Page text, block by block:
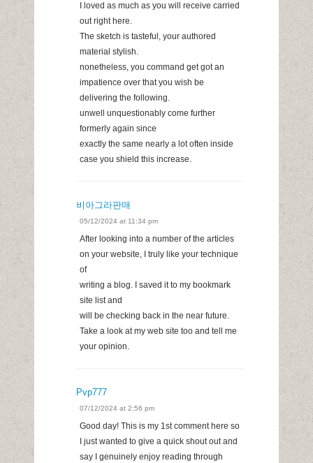
I loved as much as you will receive carried
out right here.
The sketch is tasteful, your authored
material stylish.
nonetheless, you command get got an
impatience over that you wish be
delivering the following.
unwell unquestionably come further
formerly again since
exactly the same nearly a lot often inside
case you shield this increase.
비아그라판매
05/12/2024 at 11:34 pm
After looking into a number of the articles
on your website, I truly like your technique
of
writing a blog. I saved it to my bookmark
site list and
will be checking back in the near future.
Take a look at my web site too and tell me
your opinion.
Pvp777
07/12/2024 at 2:56 pm
Good day! This is my 1st comment here so
I just wanted to give a quick shout out and
say I genuinely enjoy reading through